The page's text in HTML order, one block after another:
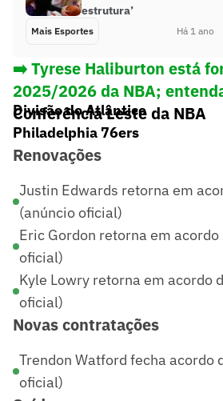
estrutura’
Mais Esportes Há 1 ano
➡️ Tyrese Haliburton está
2025/2026 da NBA;
Conferência Leste da NBA
Divisão do Atlântico
Philadelphia 76ers
Renovações
Justin Edwards retorna em
(anúncio oficial)
Eric Gordon retorna em
oficial)
Kyle Lowry retorna em acordo
oficial)
Novas contratações
Trendon Watford fecha acordo
oficial)